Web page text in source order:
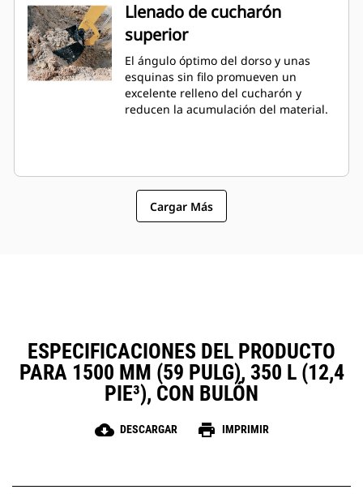
Llenado de cucharón
superior
El ángulo óptimo del dorso y unas
esquinas sin filo promueven un
excelente relleno del cucharón y
reducen la acumulación del material.
Cargar Más
ESPECIFICACIONES DEL PRODUCTO
PARA 1500 MM (59 PULG), 350 L (12,4
PIE³), CON BULÓN
cloud_download DESCARGAR print IMPRIMIR